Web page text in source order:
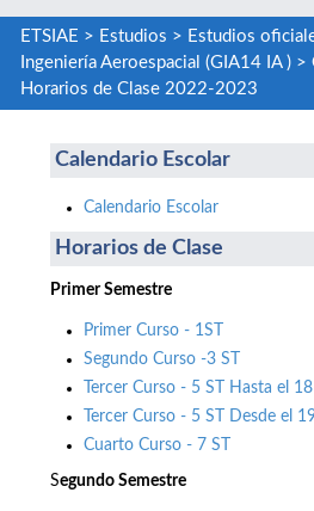
ETSIAE > Estudios > Estudios
Ingeniería Aeroespacial (GIA14 IA )>
Horarios de Clase 2022-2023
Calendario Escolar
Calendario Escolar
Horarios de Clase
Primer Semestre
Primer Curso - 1ST
Segundo Curso -3 ST
Tercer Curso - 5 ST Hasta el
Tercer Curso - 5 ST Desde el
Cuarto Curso - 7 ST
Segundo Semestre